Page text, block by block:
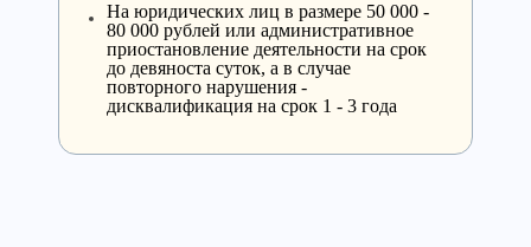
На юридических лиц в размере 50 000 -
80 000 рублей или административное
приостановление деятельности на срок
до девяноста суток, а в случае
повторного нарушения -
дисквалификация на срок 1 - 3 года